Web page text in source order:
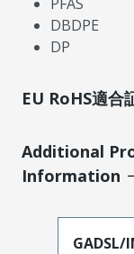
DBDPE
DP
EU RoHS適合
Additional
Information
GADSL/